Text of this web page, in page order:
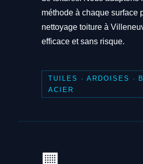
méthode à chaque surface
nettoyage toiture à
efficace et sans risque.
TUILES · ARDOISES ·
ACIER